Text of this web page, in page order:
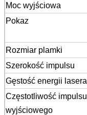
Moc wyjściowa
Pokaz
Rozmiar plamki
Szerokość impulsu
Gęstość energii lasera
Częstotliwość impulsu
wyjściowego